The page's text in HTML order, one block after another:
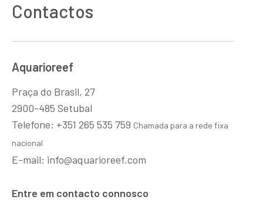
Contactos
Aquarioreef
Praça do Brasil, 27
2900-485 Setubal
Telefone: +351 265 535 759 Chamada para a rede fixa
nacional
E-mail: info@aquarioreef.com
Entre em contacto connosco